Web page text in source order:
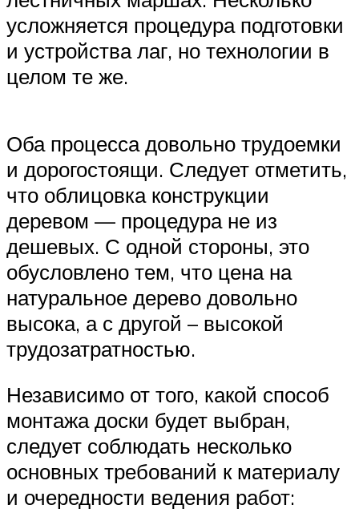
усложняется процедура подготовки
и устройства лаг, но технологии в
целом те же.
Оба процесса довольно трудоемки
и дорогостоящи. Следует отметить,
что облицовка конструкции
деревом — процедура не из
дешевых. С одной стороны, это
обусловлено тем, что цена на
натуральное дерево довольно
высока, а с другой – высокой
трудозатратностью.
Независимо от того, какой способ
монтажа доски будет выбран,
следует соблюдать несколько
основных требований к материалу
и очередности ведения работ: